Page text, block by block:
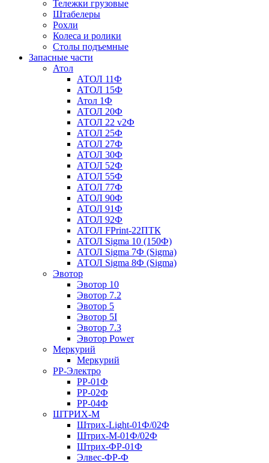
Тележки грузовые
Штабелеры
Рохли
Колеса и ролики
Столы подъемные
Запасные части
Атол
АТОЛ 11Ф
АТОЛ 15Ф
Атол 1Ф
АТОЛ 20Ф
АТОЛ 22 v2Ф
АТОЛ 25Ф
АТОЛ 27Ф
АТОЛ 30Ф
АТОЛ 52Ф
АТОЛ 55Ф
АТОЛ 77Ф
АТОЛ 90Ф
АТОЛ 91Ф
АТОЛ 92Ф
АТОЛ FPrint-22ПТК
АТОЛ Sigma 10 (150Ф)
АТОЛ Sigma 7Ф (Sigma)
АТОЛ Sigma 8Ф (Sigma)
Эвотор
Эвотор 10
Эвотор 7.2
Эвотор 5
Эвотор 5I
Эвотор 7.3
Эвотор Power
Меркурий
Меркурий
РР-Электро
РР-01Ф
РР-02Ф
РР-04Ф
ШТРИХ-М
Штрих-Light-01Ф/02Ф
Штрих-М-01Ф/02Ф
Штрих-ФР-01Ф
Элвес-ФР-Ф